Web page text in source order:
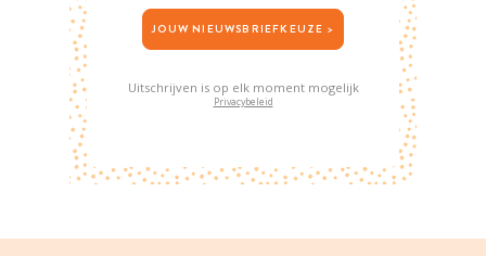
JOUW NIEUWSBRIEFKEUZE >
Uitschrijven is op elk moment mogelijk
Privacybeleid